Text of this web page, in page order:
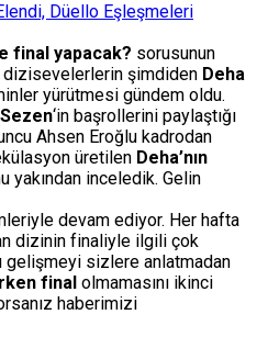
Düello Eşleşmeleri
final yapacak? sorusunun
dizisevelerlerin şimdiden Deha
yürütmesi gündem oldu.
‘in başrollerini paylaştığı
Ahsen Eroğlu kadrodan
üretilen Deha’nın
yakından inceledik. Gelin
devam ediyor. Her hafta
dizinin finaliyle ilgili çok
gelişmeyi sizlere anlatmadan
final olmamasını ikinci
haberimizi